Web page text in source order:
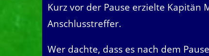
Kurz vor der Pause erzielte Kapitän
Anschlusstreffer.
Wer dachte, dass es nach dem